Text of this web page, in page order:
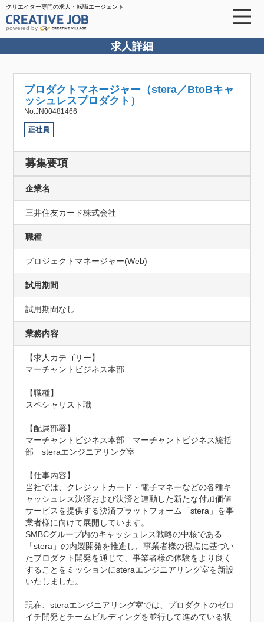
クリエイター専門の求人・転職エージェント
powered by
求人詳細
プロダクトマネージャー（stera／BtoBキャ
ッシュレスプロダクト）
No.JN00481466
正社員
募集要項
企業名
三井住友カード株式会社
職種
プロジェクトマネージャー(Web)
試用期間
試用期間なし
業務内容
【求人カテゴリー】
マーチャントビジネス本部
【職種】
スペシャリスト職
【配属部署】
マーチャントビジネス本部　マーチャントビジネス統括
部　steraエンジニアリング室
【仕事内容】
当社では、クレジットカード・電子マネーなどの各種キ
ャッシュレス決済および決済と連動した新たな付加価値
サービスを提供する決済プラットフォーム「stera」を事
業者様に向けて展開しています。
SMBCグループ内のキャッシュレス戦略の中核である
「stera」の内製開発を推進し、事業者様の視点に基づい
たプロダクト開発を通じて、事業者様の体験をより良く
することをミッションにsteraエンジニアリング室を新設
いたしました。
現在、steraエンジニアリング室では、プロダクトのゼロ
イチ開発とチームビルディングを並行して進めている状